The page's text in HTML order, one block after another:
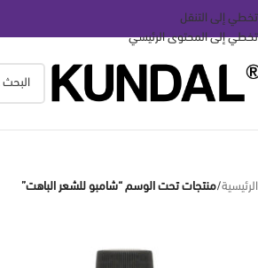
تخطي إلى التنقل
تخطي إلى المحتوى الرئيسي
الرئيسية/منتجات تحت الوسم “شامبو للشعر الباهت”